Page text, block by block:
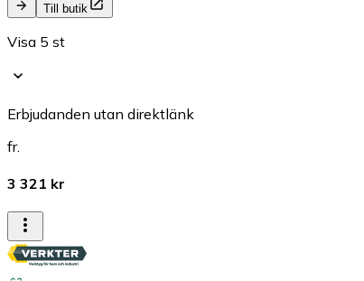
Till butik
Visa 5 st
Erbjudanden utan direktlänk
fr.
3 321 kr